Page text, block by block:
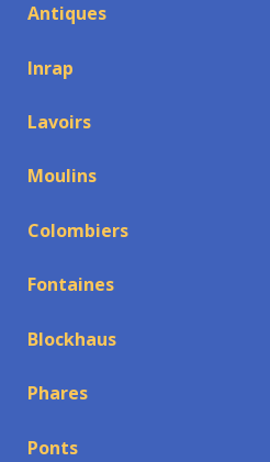
Antiques
Inrap
Lavoirs
Moulins
Colombiers
Fontaines
Blockhaus
Phares
Ponts